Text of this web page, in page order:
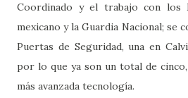
Coordinado y el trabajo con los
mexicano y la Guardia Nacional; se
Puertas de Seguridad, una en
por lo que ya son un total de
más avanzada tecnología.